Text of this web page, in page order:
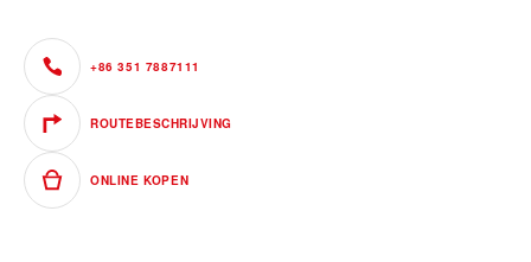
+86 351 7887111
ROUTEBESCHRIJVING
ONLINE KOPEN